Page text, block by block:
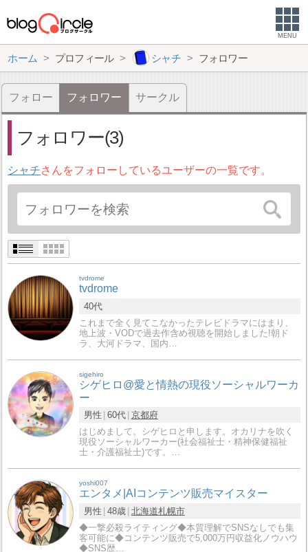
MENU
ホーム プロフィール シャチ フォロワー
フォロー フォロワー サークル
フォロワー(3)
シャチさんをフォローしているユーザーの一覧です。
tvdrome
tvdrome
40代
これまで全く見てこなかったテレビドラマにはまり、
地上波・VODで過去作含め視聴を開始しました!朝ド
ラ、大河ドラマ、国内…
sigehiro
シゲヒロ@愛と情熱の現役ソーシャルワーカ
ー
男性 60代 京都府
はじめまして。シゲヒロと申します。オカリナを吹く
現役ソーシャルワーカー(社会福祉士・精神保健福祉
士・介護福祉士)です。…
yoshi007
エンタメ|AIコンテンツ販売マイスター
男性 48歳 北海道札幌市
◆一撃必殺ライティング◆本質理解でSNSなしでも集
客可能に◆コンテンツ販売で5,000万円収益化ノウハウ
◆SNS歴…